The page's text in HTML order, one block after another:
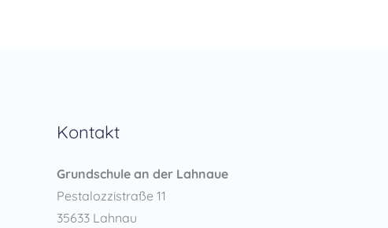
Kontakt
Grundschule an der Lahnaue
Pestalozzistraße 11
35633 Lahnau